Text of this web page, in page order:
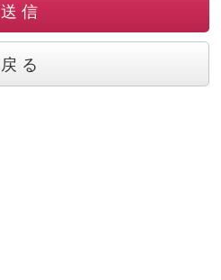
送 信
戻 る